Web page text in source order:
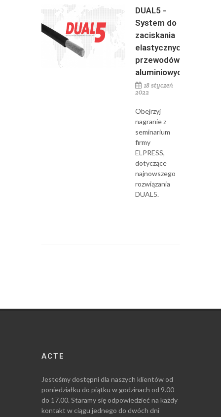
DUAL5 -
System do
zaciskania
elastycznych
przewodów
aluminiowych
18 styczeń
2022
Obejrzyj
nagranie z
seminarium
firmy
ELPRESS,
dotyczące
najnowszego
rozwiązania
DUAL5.
ACTE
Jesteśmy dostępni dla naszych klientów od
poniedziałku do piątku w godzinach od 9.00
do 17.00. Staramy się odpowiedzieć na każdy
kontakt w ciągu jednego do dwóch dni